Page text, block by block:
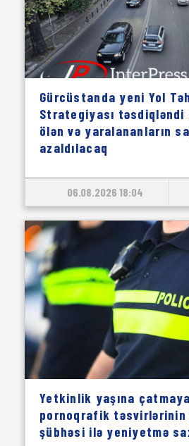
Gürcüstanda yeni Yol
Strategiyası təsdiqləndi
ölən və yaralananların
azaldılacaq
06.08.2026 18:04
Yetkinlik yaşına
pornoqrafik təsvirlərinin
şübhəsi ilə yeniyetmə